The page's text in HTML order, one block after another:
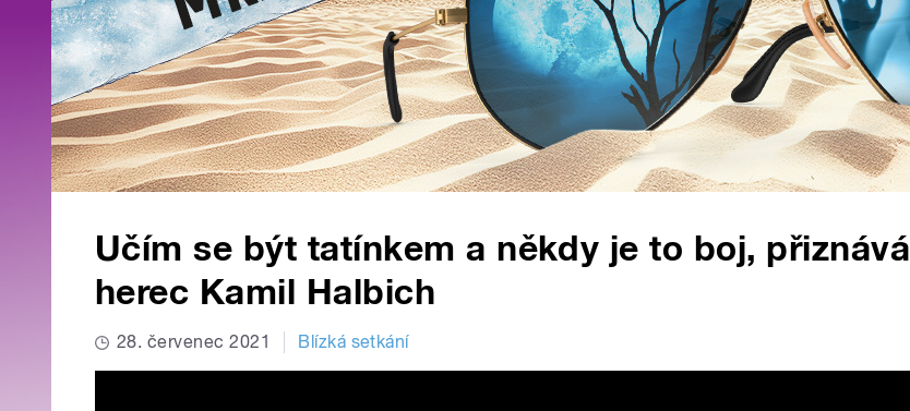
Učím se být tatínkem a někdy je to boj, přiznává
herec Kamil Halbich
28. červenec 2021 Blízká setkání